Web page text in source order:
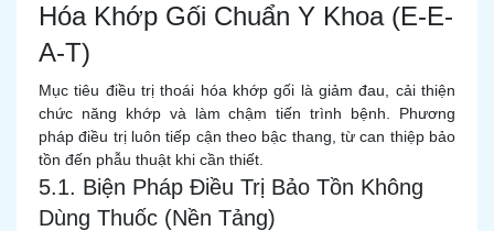
Hóa Khớp Gối Chuẩn Y Khoa (E-E-
A-T)
Mục tiêu điều trị thoái hóa khớp gối là giảm đau, cải thiện
chức năng khớp và làm chậm tiến trình bệnh. Phương
pháp điều trị luôn tiếp cận theo bậc thang, từ can thiệp bảo
tồn đến phẫu thuật khi cần thiết.
5.1. Biện Pháp Điều Trị Bảo Tồn Không
Dùng Thuốc (Nền Tảng)